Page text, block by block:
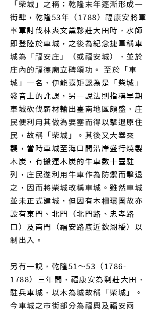
「柴城」之稱；乾隆末年逐漸形成一
街肆，乾隆53年（1788）福康安將軍
率軍討伐林爽文黨夥莊大田時，水師
即登陸於車城，之後為紀念捷軍稱車
城為「福安庄」（或福安城），並於
庄內的福德廟立碑頌功。 至於「車
城」一名，伊能嘉矩認為是「柴城」
發音上的訛誤，另一說法則指稱早期
車城砍伐薪材輸出臺南地區頗盛，庄
民便利用其做為要塞而得以擊退原住
民，故稱「柴城」。其後又大舉來
襲，當時車城至海口間沿岸盛行燒製
木炭，有搬運木炭的牛車數十臺駐
列，庄民遂利用牛車作為防禦而擊退
之，因而將柴城改稱車城。雖然車城
並未正式建城，但因有木柵環圍故亦
設有東門、北門（北門路、忠孝路
口）及南門（福安路底近欽湖橋）以
制出入。
另有一說，乾隆51～53（1786-
1788）三年間，福康安為剿莊大田，
駐兵車城，以木為城故稱「柴城」。
今車城之市街部分為福興及福安兩